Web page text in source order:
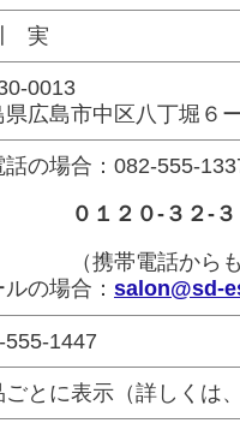
実
0013
県広島市中区八丁堀６
話の場合：082-555-
０１２０-３２-
帯電話からも
ルの場合： salon@sd-
555-1447
ごとに表示（詳しくは